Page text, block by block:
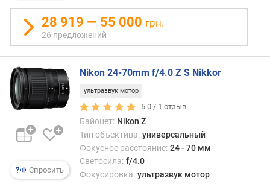
о
ы
в
а
п
д
а
28 919 — 55 000 грн.
26 предложений
Спросить
Nikon 24-70mm f/4.0 Z S Nikkor
ультразвук мотор
5.0 / 1 отзыв
Байонет: Nikon Z
Тип объектива: универсальный
Фокусное расстояние: 24 - 70 мм
Светосила: f/4.0
Фокусировка: ультразвук мотор